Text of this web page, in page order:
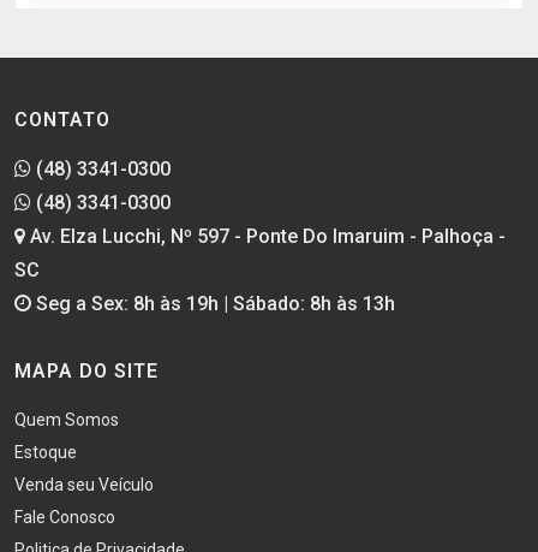
CONTATO
(48) 3341-0300
(48) 3341-0300
Av. Elza Lucchi, Nº 597 - Ponte Do Imaruim - Palhoça -
SC
Seg a Sex: 8h às 19h | Sábado: 8h às 13h
MAPA DO SITE
Quem Somos
Estoque
Venda seu Veículo
Fale Conosco